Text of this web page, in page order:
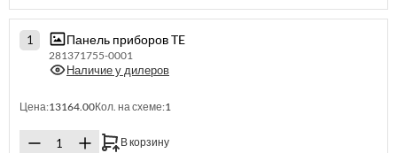
1 Панель приборов TE
281371755-0001
Наличие у дилеров
Цена:13164.00Кол. на схеме:1
В корзину